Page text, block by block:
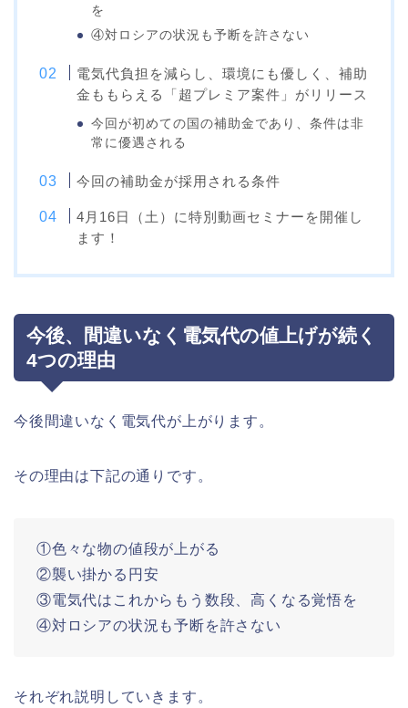
を
④対ロシアの状況も予断を許さない
電気代負担を減らし、環境にも優しく、補助
金ももらえる「超プレミア案件」がリリース
今回が初めての国の補助金であり、条件は非
常に優遇される
今回の補助金が採用される条件
4月16日（土）に特別動画セミナーを開催し
ます！
今後、間違いなく電気代の値上げが続く
4つの理由
今後間違いなく電気代が上がります。
その理由は下記の通りです。
①色々な物の値段が上がる
②襲い掛かる円安
③電気代はこれからもう数段、高くなる覚悟を
④対ロシアの状況も予断を許さない
それぞれ説明していきます。